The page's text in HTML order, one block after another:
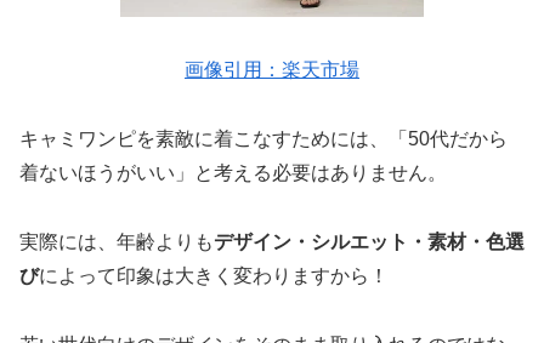
画像引用：楽天市場
キャミワンピを素敵に着こなすためには、「50代だから
着ないほうがいい」と考える必要はありません。
実際には、年齢よりもデザイン・シルエット・素材・色選
びによって印象は大きく変わりますから！